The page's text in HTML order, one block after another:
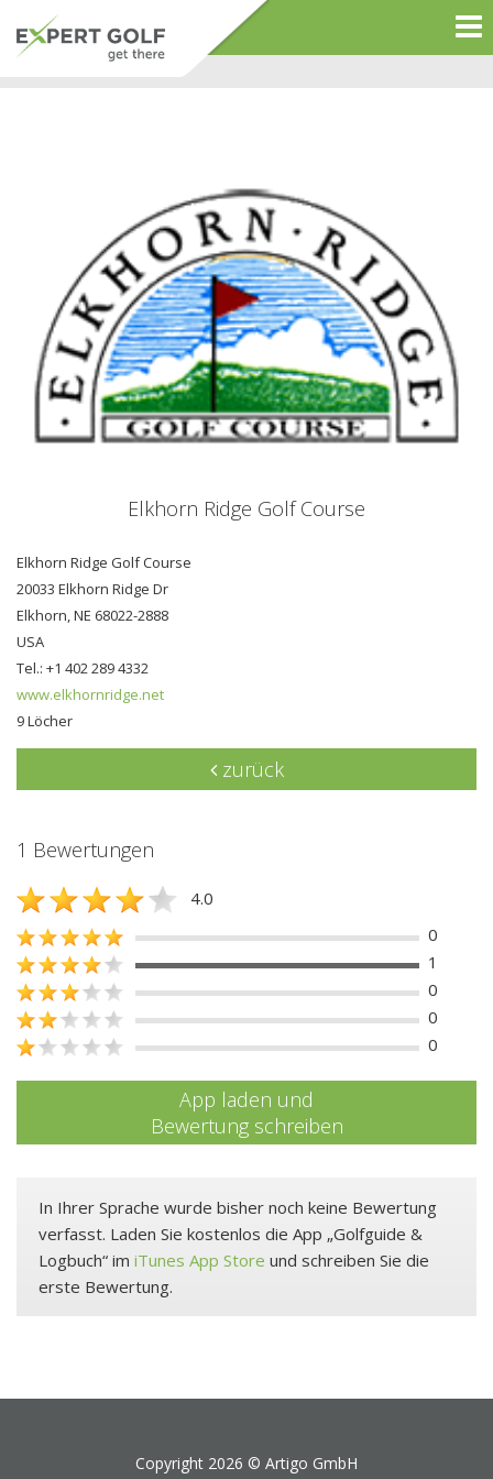
Elkhorn Ridge Golf Course
Elkhorn Ridge Golf Course
20033 Elkhorn Ridge Dr
Elkhorn, NE 68022-2888
USA
Tel.: +1 402 289 4332
www.elkhornridge.net
9 Löcher
zurück
1 Bewertungen
4.0
0
1
0
0
0
App laden und
Bewertung schreiben
In Ihrer Sprache wurde bisher noch keine Bewertung
verfasst. Laden Sie kostenlos die App „Golfguide &
Logbuch“ im iTunes App Store und schreiben Sie die
erste Bewertung.
Copyright 2026 © Artigo GmbH